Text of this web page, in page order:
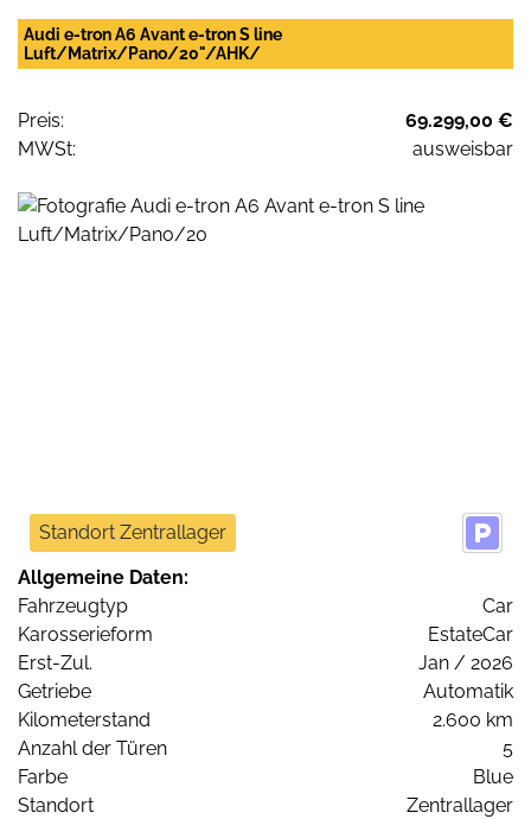
Audi e-tron A6 Avant e-tron S line
Luft/Matrix/Pano/20"/AHK/
Preis:
69.299,00 €
MWSt:
ausweisbar
Standort Zentrallager
Allgemeine Daten:
Fahrzeugtyp
Car
Karosserieform
EstateCar
Erst-Zul.
Jan / 2026
Getriebe
Automatik
Kilometerstand
2.600 km
Anzahl der Türen
5
Farbe
Blue
Standort
Zentrallager